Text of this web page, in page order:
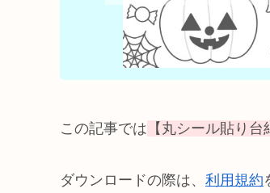
この記事では 【丸シール貼り台
ダウンロードの際は、 利用規約